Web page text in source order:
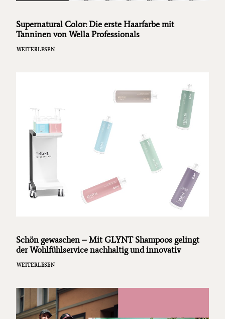
Supernatural Color: Die erste Haarfarbe mit
Tanninen von Wella Professionals
WEITERLESEN
Schön gewaschen – Mit GLYNT Shampoos gelingt
der Wohlfühlservice nachhaltig und innovativ
WEITERLESEN